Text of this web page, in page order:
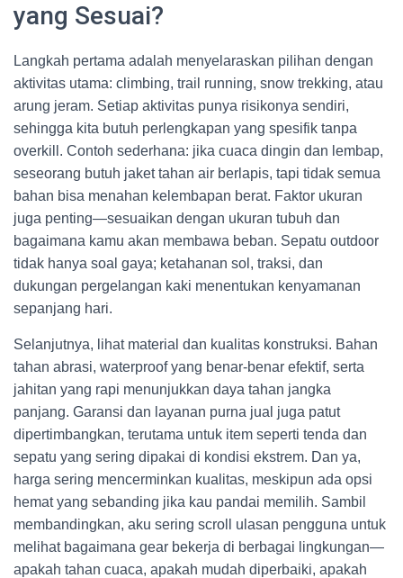
yang Sesuai?
Langkah pertama adalah menyelaraskan pilihan dengan
aktivitas utama: climbing, trail running, snow trekking, atau
arung jeram. Setiap aktivitas punya risikonya sendiri,
sehingga kita butuh perlengkapan yang spesifik tanpa
overkill. Contoh sederhana: jika cuaca dingin dan lembap,
seseorang butuh jaket tahan air berlapis, tapi tidak semua
bahan bisa menahan kelembapan berat. Faktor ukuran
juga penting—sesuaikan dengan ukuran tubuh dan
bagaimana kamu akan membawa beban. Sepatu outdoor
tidak hanya soal gaya; ketahanan sol, traksi, dan
dukungan pergelangan kaki menentukan kenyamanan
sepanjang hari.
Selanjutnya, lihat material dan kualitas konstruksi. Bahan
tahan abrasi, waterproof yang benar-benar efektif, serta
jahitan yang rapi menunjukkan daya tahan jangka
panjang. Garansi dan layanan purna jual juga patut
dipertimbangkan, terutama untuk item seperti tenda dan
sepatu yang sering dipakai di kondisi ekstrem. Dan ya,
harga sering mencerminkan kualitas, meskipun ada opsi
hemat yang sebanding jika kau pandai memilih. Sambil
membandingkan, aku sering scroll ulasan pengguna untuk
melihat bagaimana gear bekerja di berbagai lingkungan—
apakah tahan cuaca, apakah mudah diperbaiki, apakah